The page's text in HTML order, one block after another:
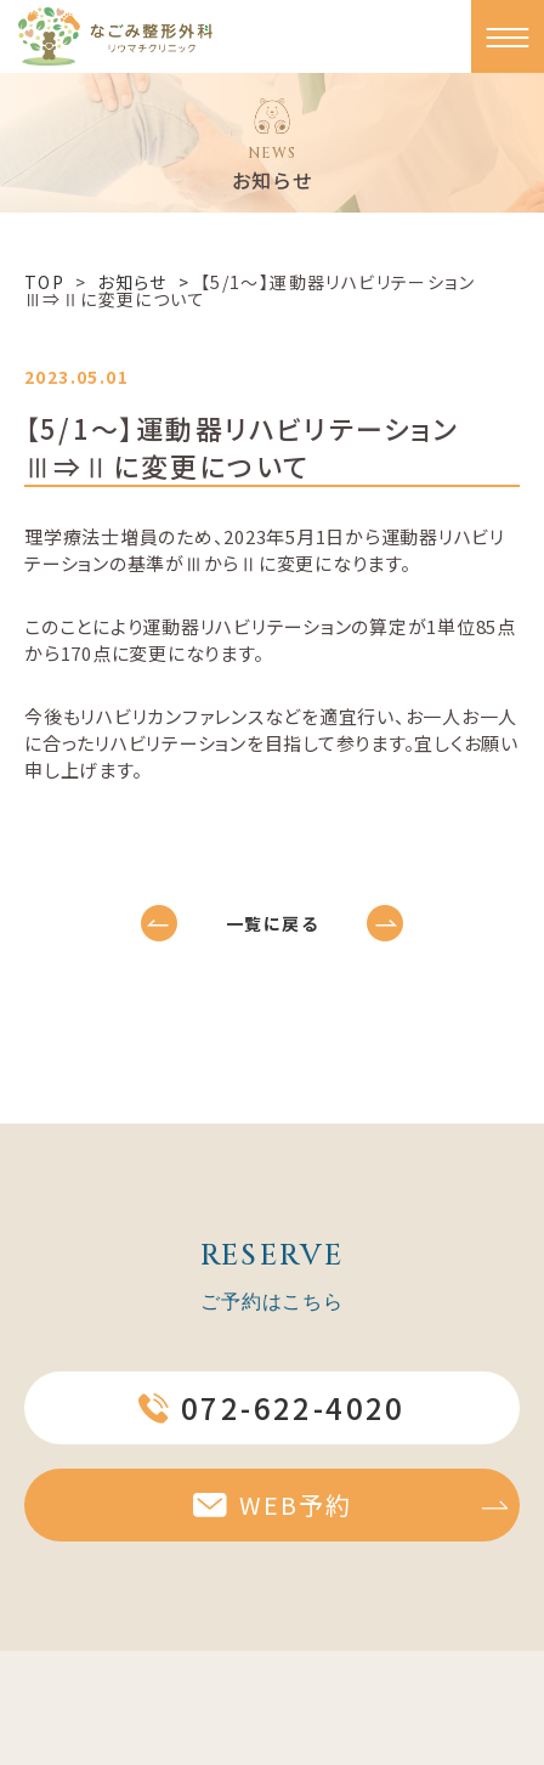
NEWS
お知らせ
TOP > お知らせ > 【5/1～】運動器リハビリテーション
Ⅲ⇒Ⅱに変更について
2023.05.01
【5/1～】運動器リハビリテーション
Ⅲ⇒Ⅱに変更について
理学療法士増員のため、2023年5月1日から運動器リハビリ
テーションの基準がⅢからⅡに変更になります。
このことにより運動器リハビリテーションの算定が1単位85点
から170点に変更になります。
今後もリハビリカンファレンスなどを適宜行い、お一人お一人
に合ったリハビリテーションを目指して参ります。宜しくお願い
申し上げます。
一覧に戻る
RESERVE
ご予約はこちら
072-622-4020
WEB予約